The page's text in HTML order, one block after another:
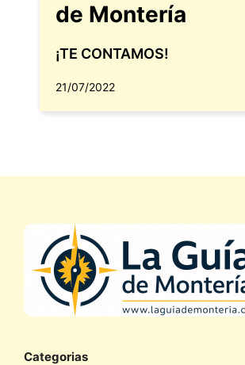
de Montería
¡TE CONTAMOS!
21/07/2022
Categorias